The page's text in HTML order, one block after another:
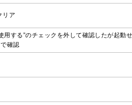
リア
用する”のチェックを外して確認したが起動
確認